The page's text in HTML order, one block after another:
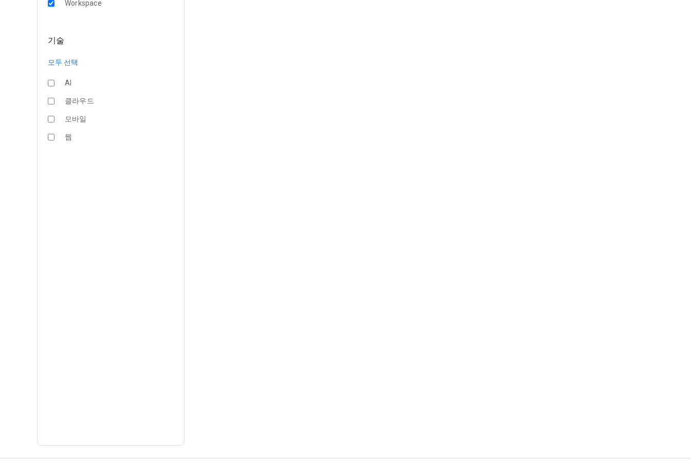
Workspace
기술
모두 선택
AI
클라우드
모바일
웹